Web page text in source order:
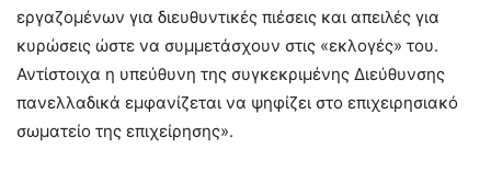
εργαζομένων για διευθυντικές πιέσεις και απειλές για
κυρώσεις ώστε να συμμετάσχουν στις «εκλογές» του.
Αντίστοιχα η υπεύθυνη της συγκεκριμένης Διεύθυνσης
πανελλαδικά εμφανίζεται να ψηφίζει στο επιχειρησιακό
σωματείο της επιχείρησης».